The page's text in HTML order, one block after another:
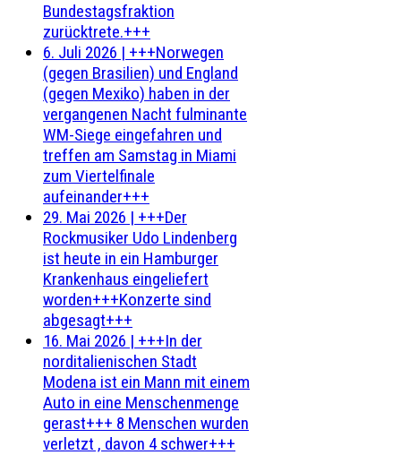
Bundestagsfraktion
zurücktrete.+++
6. Juli 2026 | +++Norwegen
(gegen Brasilien) und England
(gegen Mexiko) haben in der
vergangenen Nacht fulminante
WM-Siege eingefahren und
treffen am Samstag in Miami
zum Viertelfinale
aufeinander+++
29. Mai 2026 | +++Der
Rockmusiker Udo Lindenberg
ist heute in ein Hamburger
Krankenhaus eingeliefert
worden+++Konzerte sind
abgesagt+++
16. Mai 2026 | +++In der
norditalienischen Stadt
Modena ist ein Mann mit einem
Auto in eine Menschenmenge
gerast+++ 8 Menschen wurden
verletzt , davon 4 schwer+++